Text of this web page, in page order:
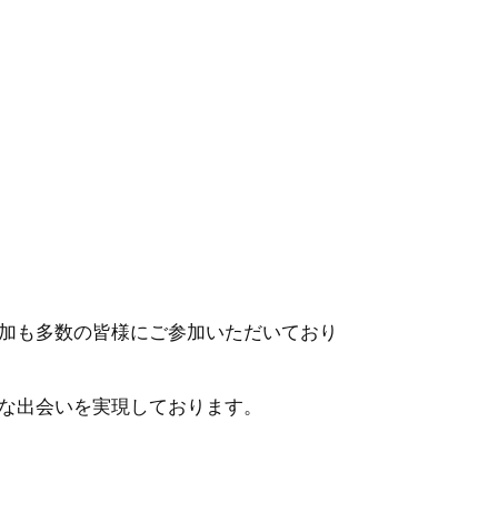
も多数の皆様にご参加いただいており
出会いを実現しております。